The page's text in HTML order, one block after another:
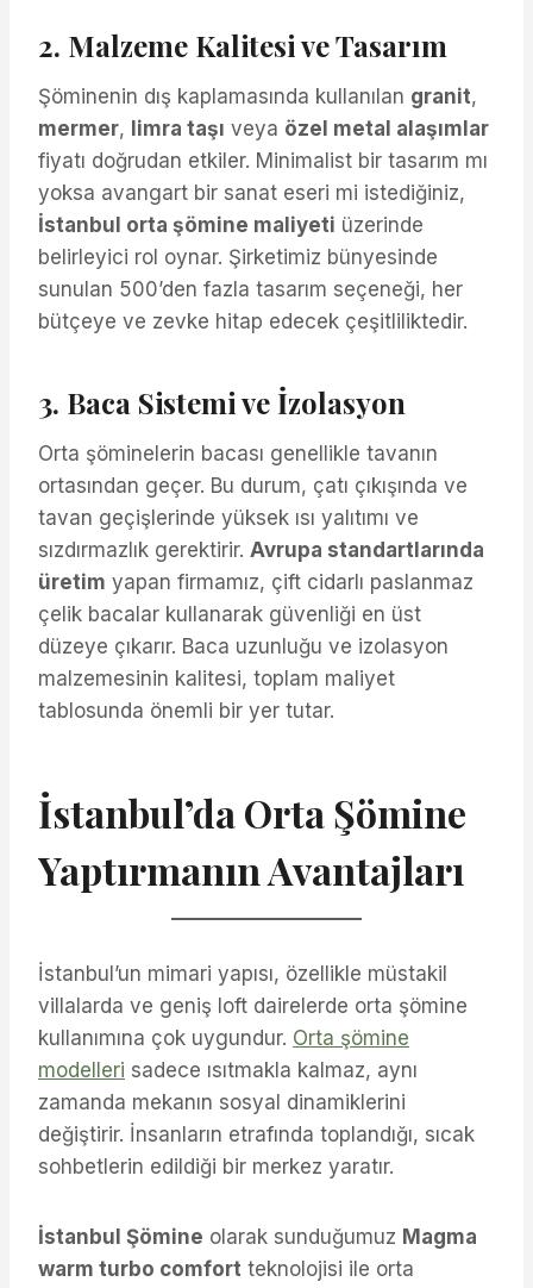
2. Malzeme Kalitesi ve Tasarım
Şöminenin dış kaplamasında kullanılan granit,
mermer, limra taşı veya özel metal alaşımlar
fiyatı doğrudan etkiler. Minimalist bir tasarım mı
yoksa avangart bir sanat eseri mi istediğiniz,
İstanbul orta şömine maliyeti üzerinde
belirleyici rol oynar. Şirketimiz bünyesinde
sunulan 500’den fazla tasarım seçeneği, her
bütçeye ve zevke hitap edecek çeşitliliktedir.
3. Baca Sistemi ve İzolasyon
Orta şöminelerin bacası genellikle tavanın
ortasından geçer. Bu durum, çatı çıkışında ve
tavan geçişlerinde yüksek ısı yalıtımı ve
sızdırmazlık gerektirir. Avrupa standartlarında
üretim yapan firmamız, çift cidarlı paslanmaz
çelik bacalar kullanarak güvenliği en üst
düzeye çıkarır. Baca uzunluğu ve izolasyon
malzemesinin kalitesi, toplam maliyet
tablosunda önemli bir yer tutar.
İstanbul’da Orta Şömine
Yaptırmanın Avantajları
İstanbul’un mimari yapısı, özellikle müstakil
villalarda ve geniş loft dairelerde orta şömine
kullanımına çok uygundur. Orta şömine
modelleri sadece ısıtmakla kalmaz, aynı
zamanda mekanın sosyal dinamiklerini
değiştirir. İnsanların etrafında toplandığı, sıcak
sohbetlerin edildiği bir merkez yaratır.
İstanbul Şömine olarak sunduğumuz Magma
warm turbo comfort teknolojisi ile orta